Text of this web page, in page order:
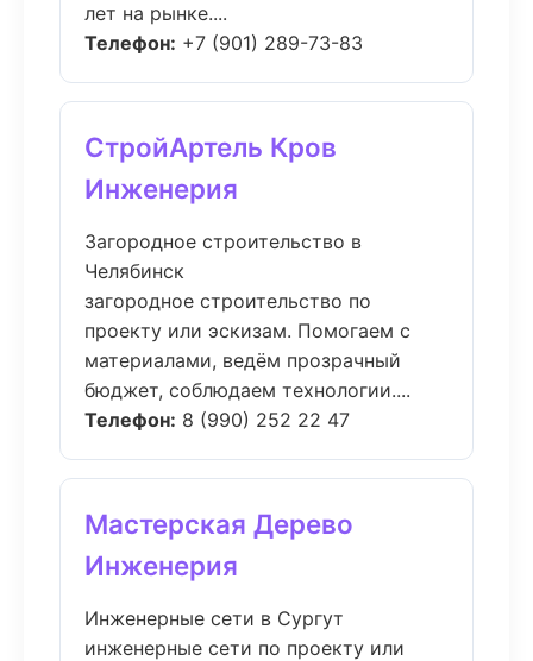
лет на рынке....
Телефон: +7 (901) 289-73-83
СтройАртель Кров
Инженерия
Загородное строительство в
Челябинск
загородное строительство по
проекту или эскизам. Помогаем с
материалами, ведём прозрачный
бюджет, соблюдаем технологии....
Телефон: 8 (990) 252 22 47
Мастерская Дерево
Инженерия
Инженерные сети в Сургут
инженерные сети по проекту или